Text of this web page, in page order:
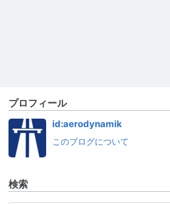
プロフィール
id:aerodynamik
このブログについて
検索